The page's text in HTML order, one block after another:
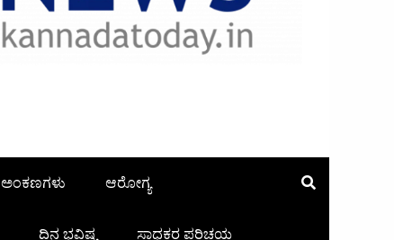
ಅಂಕಣಗಳು ಆರೋಗ್ಯ
ದಿನ ಭವಿಷ್ಯ ಸಾಧಕರ ಪರಿಚಯ